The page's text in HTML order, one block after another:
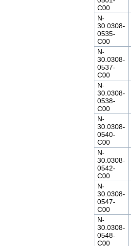
C00
N-
30.0308-
0535-
C00
N-
30.0308-
0537-
C00
N-
30.0308-
0538-
C00
N-
30.0308-
0540-
C00
N-
30.0308-
0542-
C00
N-
30.0308-
0547-
C00
N-
30.0308-
0548-
C00